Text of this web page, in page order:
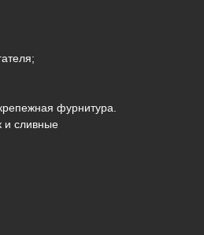
фурнитура.
и сливные